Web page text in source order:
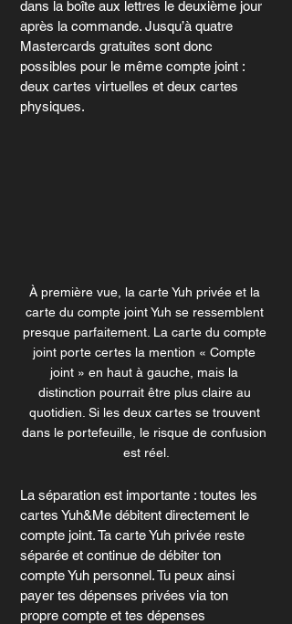
dans la boîte aux lettres le deuxième jour
après la commande. Jusqu’à quatre
Mastercards gratuites sont donc
possibles pour le même compte joint :
deux cartes virtuelles et deux cartes
physiques.
À première vue, la carte Yuh privée et la
carte du compte joint Yuh se ressemblent
presque parfaitement. La carte du compte
joint porte certes la mention « Compte
joint » en haut à gauche, mais la
distinction pourrait être plus claire au
quotidien. Si les deux cartes se trouvent
dans le portefeuille, le risque de confusion
est réel.
La séparation est importante : toutes les
cartes Yuh&Me débitent directement le
compte joint. Ta carte Yuh privée reste
séparée et continue de débiter ton
compte Yuh personnel. Tu peux ainsi
payer tes dépenses privées via ton
propre compte et tes dépenses